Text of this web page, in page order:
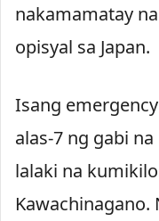
nakamamatay
opisyal sa Japan.
Isang
alas-7 ng gabi
lalaki na